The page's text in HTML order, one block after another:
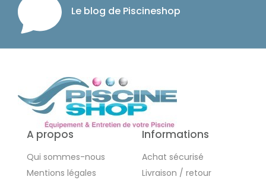
Le blog de Piscineshop
A propos
Qui sommes-nous
Mentions légales
Informations
Achat sécurisé
Livraison / retour